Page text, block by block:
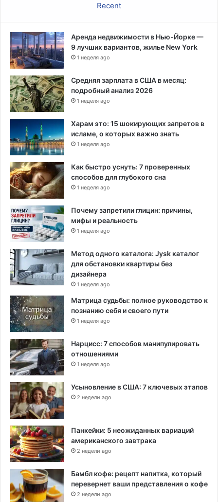
в
о
т
ч
е
т
е
Recent
Аренда недвижимости в Нью-Йорке —
9 лучших вариантов, жилье New York
1 неделя ago
Средняя зарплата в США в месяц:
подробный анализ 2026
1 неделя ago
Харам это: 15 шокирующих запретов в
исламе, о которых важно знать
1 неделя ago
Как быстро уснуть: 7 проверенных
способов для глубокого сна
1 неделя ago
Почему запретили глицин: причины,
мифы и реальность
1 неделя ago
Метод одного каталога: Jysk каталог
для обстановки квартиры без
дизайнера
1 неделя ago
Матрица судьбы: полное руководство к
познанию себя и своего пути
1 неделя ago
Нарцисс: 7 способов манипулировать
отношениями
1 неделя ago
Усыновление в США: 7 ключевых этапов
2 недели ago
Панкейки: 5 неожиданных вариаций
американского завтрака
2 недели ago
Бамбл кофе: рецепт напитка, который
перевернет ваши представления о кофе
2 недели ago